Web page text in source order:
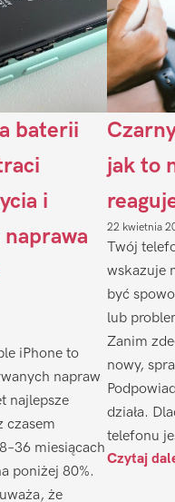
baterii
i
iPhone to
napraw
najlepsze
czasem
miesiącach
poniżej 80%.
że
jak to
22 kwietnia
Twój
wskazuje
być
lub
Zanim
nowy,
działa.
telefonu
Czytaj